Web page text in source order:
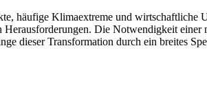
häufige Klimaextreme und wirtschaftliche
Die Notwendigkeit
dieser Transformation durch ein breites